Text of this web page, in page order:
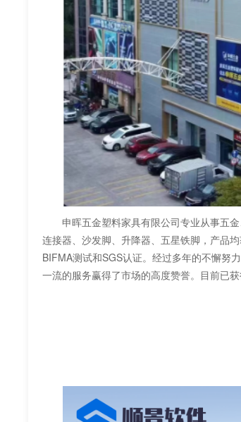
申晖五金塑料家具有限公司专业从事五金
连接器、沙发脚、升降器、五星铁脚，产品
BIFMA测试和SGS认证。经过多年的不懈努
一流的服务赢得了市场的高度赞誉。目前已